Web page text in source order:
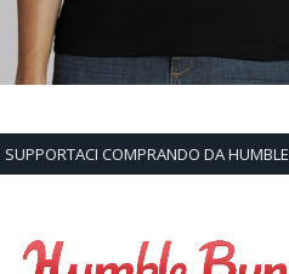
SUPPORTACI COMPRANDO DA HUMBLE